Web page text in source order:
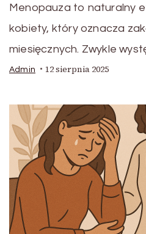
Menopauza to naturalny
kobiety, który oznacza
miesięcznych. Zwykle
Admin 12 sierpnia 2025